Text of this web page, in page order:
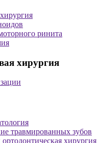
ринита
хирургия
травмированных зубов
хирургия